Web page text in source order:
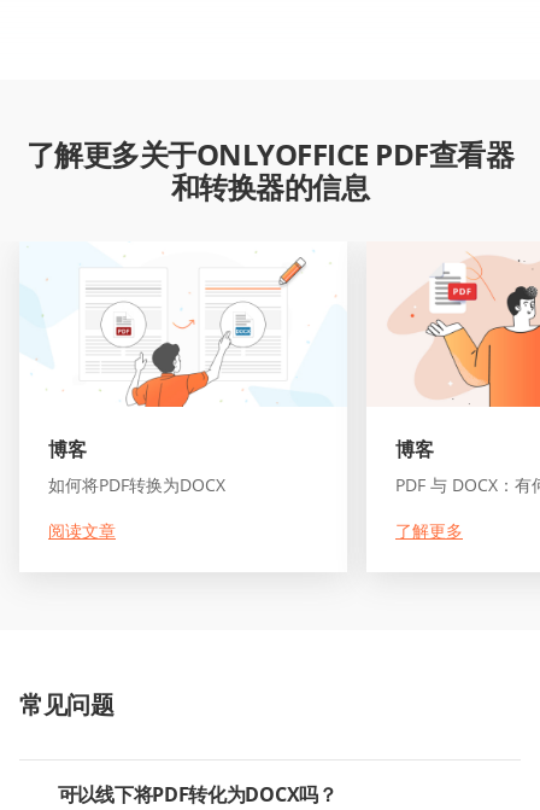
了解更多关于ONLYOFFICE PDF查看器
和转换器的信息
博客
如何将PDF转换为DOCX
阅读文章
博客
PDF 与 DOCX：有
了解更多
常见问题
可以线下将PDF转化为DOCX吗？